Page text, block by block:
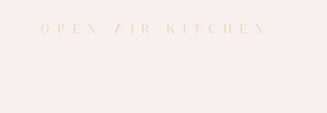
OPEN AIR KITCHEN